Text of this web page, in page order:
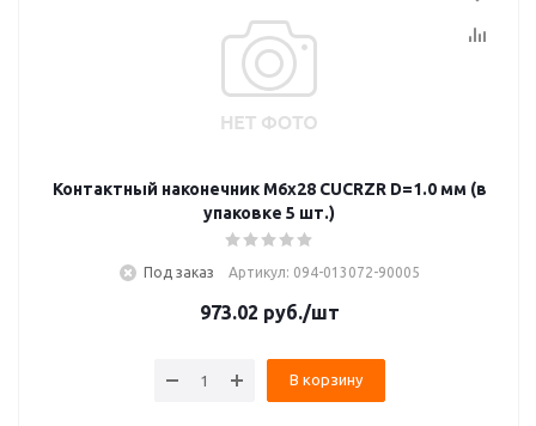
Контактный наконечник M6x28 CUCRZR D=1.0 мм (в
упаковке 5 шт.)
Под заказ Артикул: 094-013072-90005
973.02 руб./шт
В корзину